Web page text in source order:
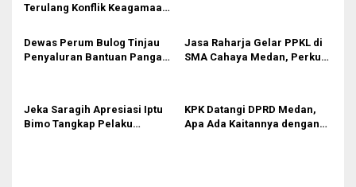
Terulang Konflik Keagamaan,
Ciptakan Kondusifitas
Dewas Perum Bulog Tinjau
Penyaluran Bantuan Pangan
Jasa Raharja Gelar PPKL di
SMA Cahaya Medan, Perkuat
Jeka Saragih Apresiasi Iptu
Bimo Tangkap Pelaku
KPK Datangi DPRD Medan,
Apa Ada Kaitannya dengan